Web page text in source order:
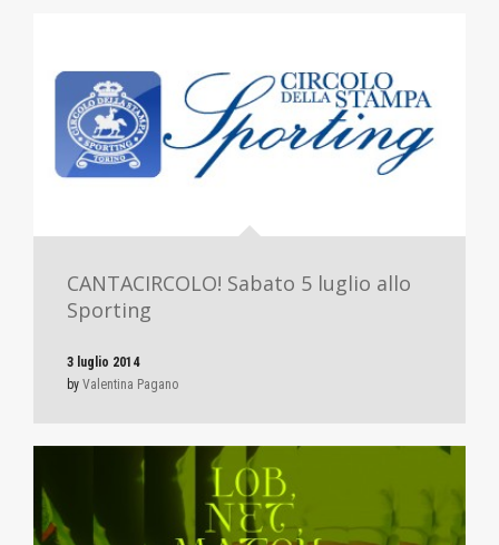
CANTACIRCOLO! Sabato 5 luglio allo
Sporting
3 luglio 2014
by Valentina Pagano